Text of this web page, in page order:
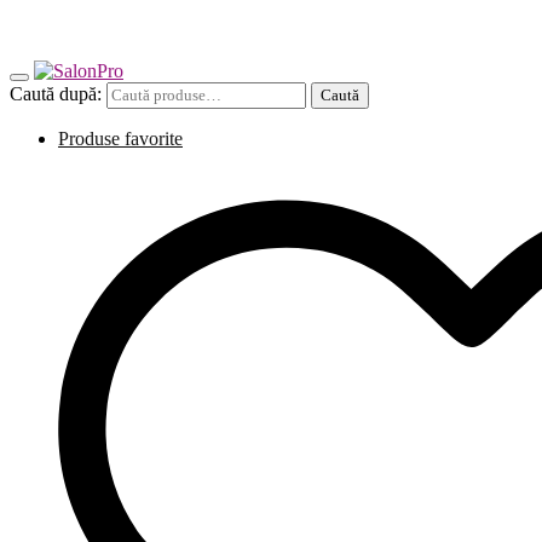
Caută după: Caută
Produse favorite